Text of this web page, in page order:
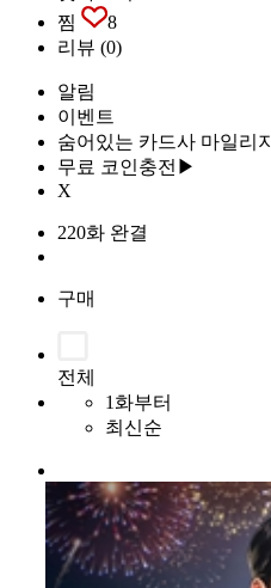
찜
8
리뷰 (0)
알림
이벤트
숨어있는 카드사 마일리지
무료 코인충전▶
X
220화 완결
구매
전체
1화부터
최신순